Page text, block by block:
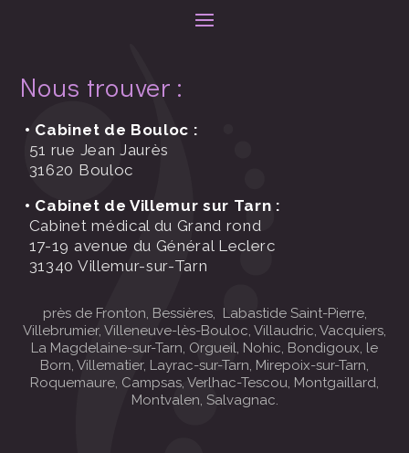
Nous trouver :
• Cabinet de Bouloc :
51 rue Jean Jaurès
31620 Bouloc
• Cabinet de Villemur sur Tarn :
Cabinet médical du Grand rond
17-19 avenue du Général Leclerc
31340 Villemur-sur-Tarn
près de Fronton, Bessières, Labastide Saint-Pierre,
Villebrumier, Villeneuve-lès-Bouloc, Villaudric, Vacquiers,
La Magdelaine-sur-Tarn, Orgueil, Nohic, Bondigoux, le
Born, Villematier, Layrac-sur-Tarn, Mirepoix-sur-Tarn,
Roquemaure, Campsas, Verlhac-Tescou, Montgaillard,
Montvalen, Salvagnac.